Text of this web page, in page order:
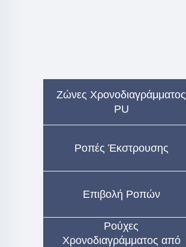
Ζώνες Χρονοδιαγράμματος
PU
Ροπές Έκστρουσης
Επιβολή Ροπών
Ρούχες
Χρονοδιαγράμματος από